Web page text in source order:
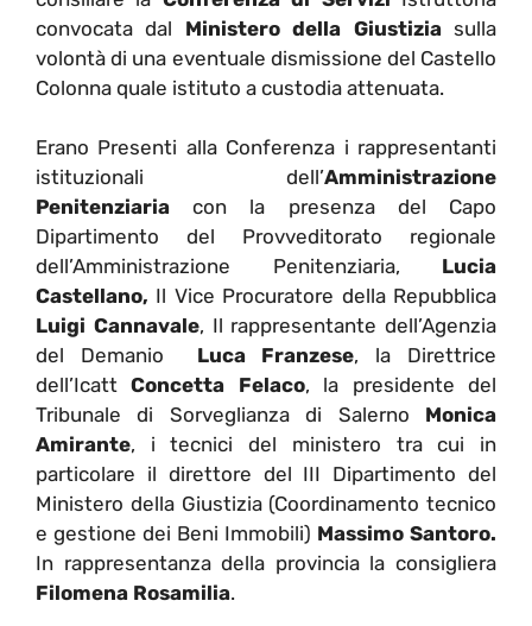
convocata dal Ministero della Giustiziasulla
volontà di una eventuale dismissione del Castello
Colonna quale istituto a custodia attenuata.
Erano Presenti alla Conferenza i rappresentanti
istituzionali dell’Amministrazione
Penitenziaria con la presenza del Capo
Dipartimento del Provveditorato regionale
dell’Amministrazione Penitenziaria, Lucia
Castellano, Il Vice Procuratore della Repubblica
Luigi Cannavale, Il rappresentante dell’Agenzia
del Demanio Luca Franzese, la Direttrice
dell’IcattConcetta Felaco, la presidente del
Tribunale di Sorveglianza di Salerno Monica
Amirante, i tecnici del ministero tra cui in
particolare il direttore del III Dipartimento del
Ministero della Giustizia (Coordinamento tecnico
e gestione dei Beni Immobili) Massimo Santoro.
In rappresentanza della provincia la consigliera
Filomena Rosamilia.